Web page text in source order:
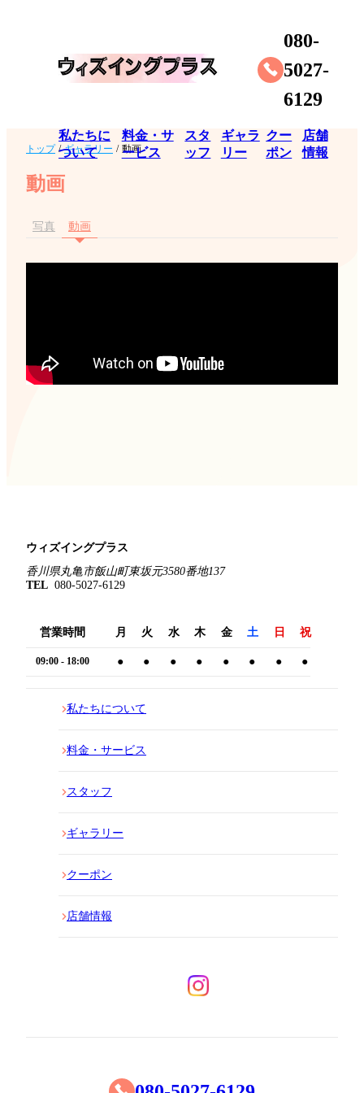
080-
5027-
6129
私たちに
ついて
料金・サ
ービス
スタ
ッフ
ギャラ
リー
クー
ポン
店舗
情報
トップ / ギャラリー / 動画
動画
写真 動画
ウィズイングプラス
香川県丸亀市飯山町東坂元3580番地137
TEL 080-5027-6129
営業時間 月 火 水 木 金 土 日 祝
09:00 - 18:00 ● ● ● ● ● ● ● ●
私たちについて
料金・サービス
スタッフ
ギャラリー
クーポン
店舗情報